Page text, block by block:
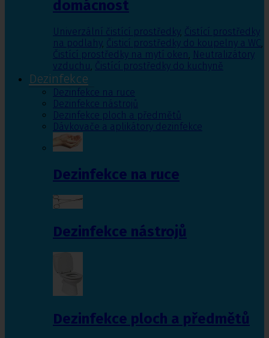
domácnost
Univerzální čistící prostředky, Čistící prostředky
na podlahy, Čisticí prostředky do koupelny a WC,
Čistící prostředky na mytí oken, Neutralizátory
vzduchu, Čistící prostředky do kuchyně
Dezinfekce
Dezinfekce na ruce
Dezinfekce nástrojů
Dezinfekce ploch a předmětů
Dávkovače a aplikátory dezinfekce
Dezinfekce na ruce
Dezinfekce nástrojů
Dezinfekce ploch a předmětů